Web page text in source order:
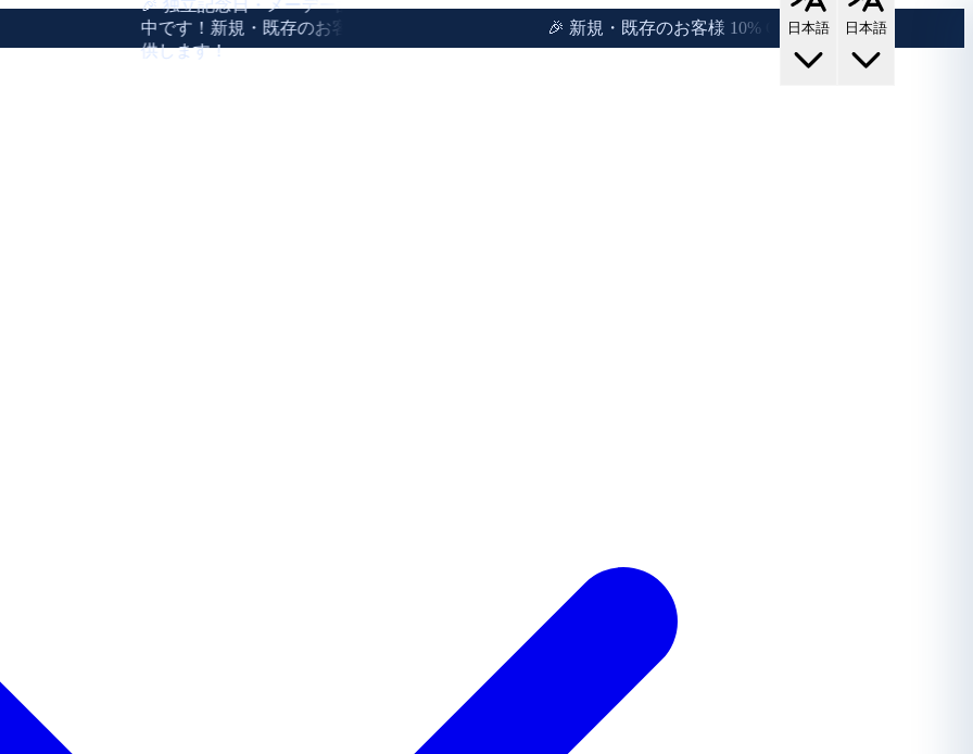
🎉 独立記念日・メーデー記念キャンペーンを実施
中です！新規・既存のお客様向けに10%割引をご提
供します！
🎉 新規・既存のお客様 10% OFF！ 日本語 日本語